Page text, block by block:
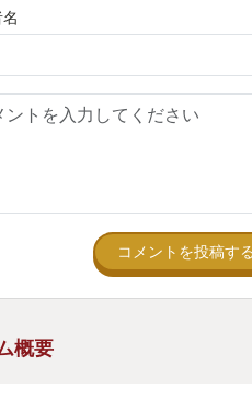
せ゛ん゛!!!
ろしいことにこの犬男(勝
敵。いたるところに出て
もひどい仕打ちにプレイ
たな?!許さん!!」と怒りの
り広げるようになってしま
偶然なのだがそれが一つの
ったのだ。それは雛子の立
コメントを投稿する
概要